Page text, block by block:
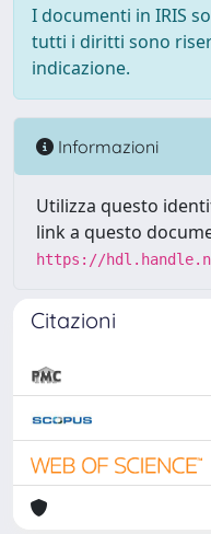
I documenti in IRIS
tutti i diritti sono
indicazione.
Informazioni
Utilizza questo
link a questo
https://
Citazioni